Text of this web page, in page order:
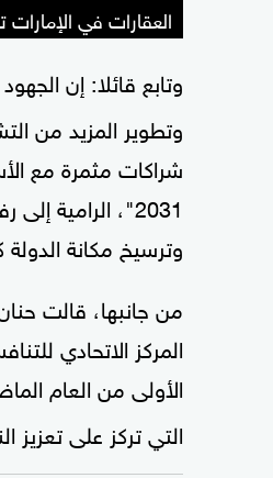
العقارات في
وتابع قائلا: إن
وتطوير المزيد من
شراكات مثمرة مع
وترسيخ مكانة
من جانبها، قالت
المركز الاتحادي
الأولى من العام
التي تركز على تعزيز